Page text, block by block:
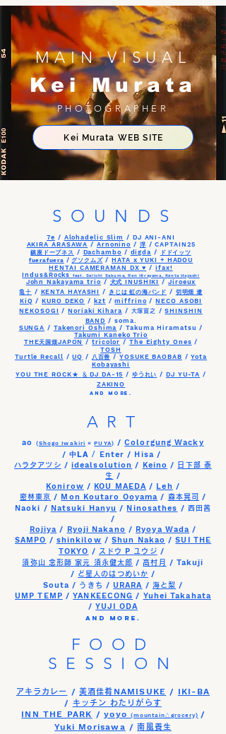
MAIN VISUAL
Kei Murata
PHOTOGRAPHER
Kei Murata WEB SITE
SOUNDS
7e / Alohadelic Slim / DJ ANI-ANI
AKIRA ARASAWA / Arnonino / 浮 / CAPTAIN25
鎮座ドープネス / Dachambo / digda /
ドドイッツ
fuerafuera / グソクムズ/HATA x YUKI + HADOU
HENTAI CAMERAMAN DX ♥ /ifax!
Indus&Rocksfeat. Seiichi Sakuma, Ren Hirayama, Kenta Hayashi
John Nakayama trio / 犬式 INUSHIKI / Jiroeux
亀十 / KENTA HAYASHI / きじは 虹の海バンド / 切明畑 遼
KiQ /KURO DEKO / kzt /miffrino /NECO ASOBI
NEKOSOGI /Noriaki Kihara / 大塚寛之 /SHINSHIN
BAND / soma.
SUNGA / Takenori Oshima / Takuma Hiramatsu /
Takumi Kaneko Trio
THE天国畑 JAPON /tricolor / The Eighty Ones /
TOSH
Turtle Recall /UQ / 八百善 / YOSUKE BAOBAB /Yota
Kobayashi
YOU THE ROCK★
＆ DJ DA-15 / ゆうれい / DJ YU-TA /
ZAKINO
and more.
ART
ao (Shogo Iwakiri ×PUYA) /Colorgung Wacky
/ 中LA / Enter / Hisa /
ハラタアツシ / idealsolution / Keino /
日下部 泰
生
/
Konirow / KOU MAEDA / Leh /
密林東京 / Mon Koutaro Ooyama / 森本晃司
/
Naoki / Natsuki Hanyu / Ninosathes / 西田茜
/
Rojiya / Ryoji Nakano / Ryoya Wada /
SAMPO / shinkilow / Shun Nakao /SUI THE
TOKYO / スドウ Pユウジ /
須弥山 念形師 家元 須永健太郎 /高村月
/ Takuji
/ ど星人のはつめいか /
Souta / うきち /URARA / 海と梨 /
UMP TEMP /YANKEECONG / Yuhei Takahata
/YUJI ODA
and more.
FOOD
SESSION
アキラカレー /美酒佳肴 NAMISUKE / IKI-BA
/
キッチン わたりがらす
INN THE PARK /yoyo(mountain△grocery) /
Yuki Morisawa /南風養生